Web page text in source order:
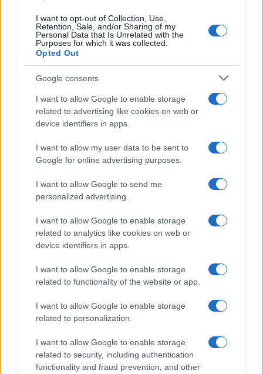
I want to opt-out of Collection, Use,
Retention, Sale, and/or Sharing of my
Personal Data that Is Unrelated with the
Purposes for which it was collected.
Opted Out
Google consents
I want to allow Google to enable storage
related to advertising like cookies on web or
device identifiers in apps.
I want to allow my user data to be sent to
Google for online advertising purposes.
I want to allow Google to send me
personalized advertising.
I want to allow Google to enable storage
related to analytics like cookies on web or
device identifiers in apps.
I want to allow Google to enable storage
related to functionality of the website or app.
I want to allow Google to enable storage
related to personalization.
I want to allow Google to enable storage
related to security, including authentication
functionality and fraud prevention, and other